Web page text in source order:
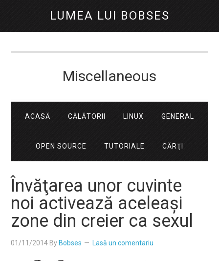
LUMEA LUI BOBSES
Miscellaneous
ACASĂ CĂLĂTORII LINUX GENERAL
OPEN SOURCE TUTORIALE CĂRŢI
Învăţarea unor cuvinte
noi activează aceleaşi
zone din creier ca sexul
01/11/2014 By Bobses Lasă un comentariu